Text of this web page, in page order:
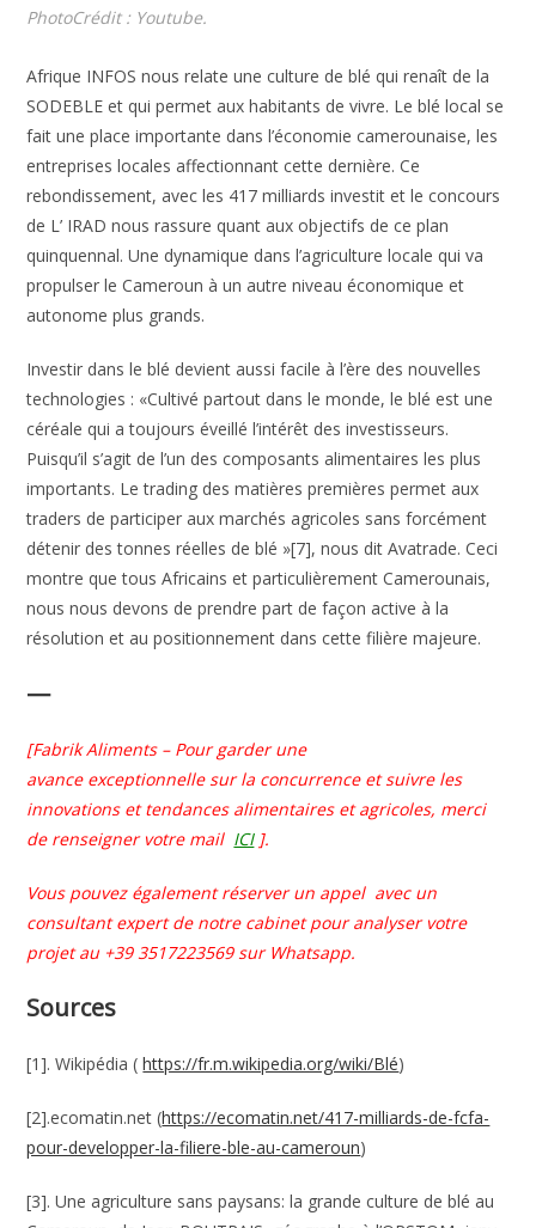
PhotoCrédit : Youtube.
Afrique INFOS nous relate une culture de blé qui renaît de la
SODEBLE et qui permet aux habitants de vivre. Le blé local se
fait une place importante dans l’économie camerounaise, les
entreprises locales affectionnant cette dernière. Ce
rebondissement, avec les 417 milliards investit et le concours
de L’ IRAD nous rassure quant aux objectifs de ce plan
quinquennal. Une dynamique dans l’agriculture locale qui va
propulser le Cameroun à un autre niveau économique et
autonome plus grands.
Investir dans le blé devient aussi facile à l’ère des nouvelles
technologies : «Cultivé partout dans le monde, le blé est une
céréale qui a toujours éveillé l’intérêt des investisseurs.
Puisqu’il s’agit de l’un des composants alimentaires les plus
importants. Le trading des matières premières permet aux
traders de participer aux marchés agricoles sans forcément
détenir des tonnes réelles de blé »[7], nous dit Avatrade. Ceci
montre que tous Africains et particulièrement Camerounais,
nous nous devons de prendre part de façon active à la
résolution et au positionnement dans cette filière majeure.
—
[Fabrik Aliments – Pour garder une
avance exceptionnelle sur la concurrence et suivre les
innovations et tendances alimentaires et agricoles, merci
de renseigner votre mail ICI].
Vous pouvez également réserver un appel avec un
consultant expert de notre cabinet pour analyser votre
projet au +39 3517223569 sur Whatsapp.
Sources
[1]. Wikipédia (https://fr.m.wikipedia.org/wiki/Blé)
[2].ecomatin.net (https://ecomatin.net/417-milliards-de-fcfa-
pour-developper-la-filiere-ble-au-cameroun)
[3]. Une agriculture sans paysans: la grande culture de blé au